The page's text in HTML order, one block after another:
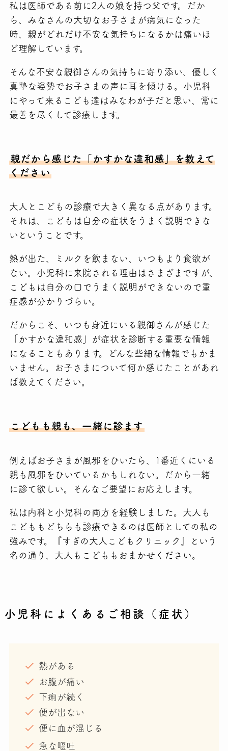
私は医師である前に2人の娘を持つ父です。だか
ら、みなさんの大切なお子さまが病気になった
時、親がどれだけ不安な気持ちになるかは痛いほ
ど理解しています。
そんな不安な親御さんの気持ちに寄り添い、優しく
真摯な姿勢でお子さまの声に耳を傾ける。小児科
にやって来るこども達はみなわが子だと思い、常に
最善を尽くして診療します。
親だから感じた「かすかな違和感」を教えて
ください
大人とこどもの診療で大きく異なる点があります。
それは、こどもは自分の症状をうまく説明できな
いということです。
熱が出た、ミルクを飲まない、いつもより食欲が
ない。小児科に来院される理由はさまざまですが、
こどもは自分の口でうまく説明ができないので重
症感が分かりづらい。
だからこそ、いつも身近にいる親御さんが感じた
「かすかな違和感」が症状を診断する重要な情報
になることもあります。どんな些細な情報でもかま
いません。お子さまについて何か感じたことがあれ
ば教えてください。
こどもも親も、一緒に診ます
例えばお子さまが風邪をひいたら、1番近くにいる
親も風邪をひいているかもしれない。だから一緒
に診て欲しい。そんなご要望にお応えします。
私は内科と小児科の両方を経験しました。大人も
こどももどちらも診療できるのは医師としての私の
強みです。『すぎの大人こどもクリニック』という
名の通り、大人もこどももおまかせください。
小児科によくあるご相談（症状）
熱がある
お腹が痛い
下痢が続く
便が出ない
便に血が混じる
急な嘔吐